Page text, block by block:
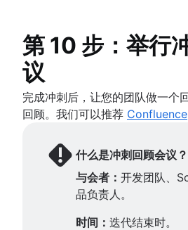
第 10 步：举行
议
完成冲刺后，让您的团队做一个
回顾。我们可以推荐 Confluence
什么是冲刺回顾会议？
与会者： 开发团队、
品负责人。
时间： 迭代结束时。